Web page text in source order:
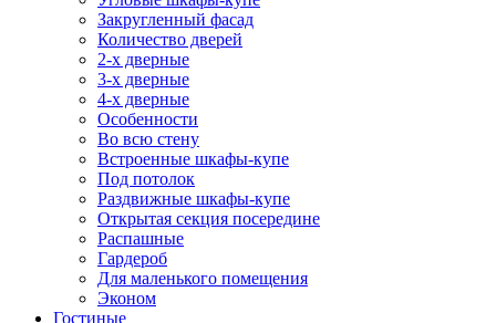
Закругленный фасад
Количество дверей
2-х дверные
3-х дверные
4-х дверные
Особенности
Во всю стену
Встроенные шкафы-купе
Под потолок
Раздвижные шкафы-купе
Открытая секция посередине
Распашные
Гардероб
Для маленького помещения
Эконом
Гостиные